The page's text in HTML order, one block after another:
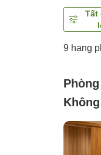
Tất
9 hạng